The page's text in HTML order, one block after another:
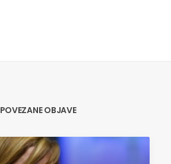
POVEZANE OBJAVE